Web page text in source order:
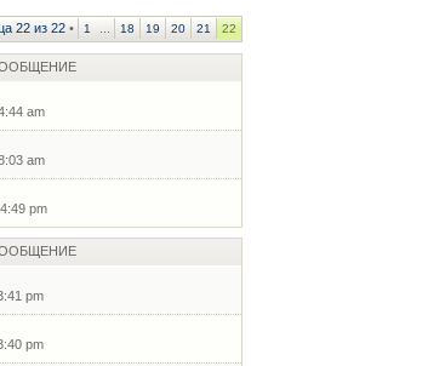
22 из 22 • 1 18 19 20 21 22
am
am
pm
pm
pm